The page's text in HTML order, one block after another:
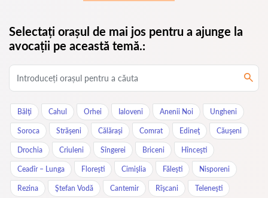
Selectați orașul de mai jos pentru a ajunge la
avocații pe această temă.:
Bălţi Cahul Orhei Ialoveni Anenii Noi Ungheni
Soroca Străşeni Călăraşi Comrat Edineţ Căuşeni
Drochia Criuleni Sîngerei Briceni Hînceşti
Ceadîr – Lunga Floreşti Cimişlia Făleşti Nisporeni
Rezina Ştefan Vodă Cantemir Rîşcani Teleneşti